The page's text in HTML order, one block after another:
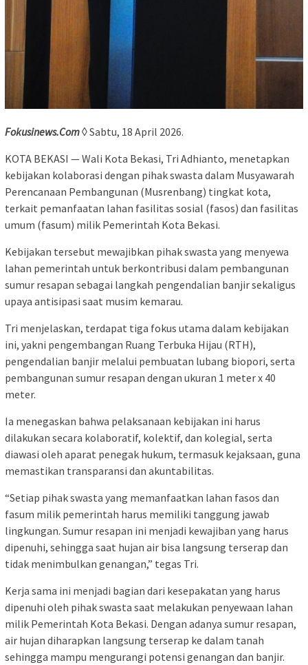
Fokusinews.Com◊ Sabtu, 18 April 2026.
KOTA BEKASI — Wali Kota Bekasi, Tri Adhianto, menetapkan
kebijakan kolaborasi dengan pihak swasta dalam Musyawarah
Perencanaan Pembangunan (Musrenbang) tingkat kota,
terkait pemanfaatan lahan fasilitas sosial (fasos) dan fasilitas
umum (fasum) milik Pemerintah Kota Bekasi.
Kebijakan tersebut mewajibkan pihak swasta yang menyewa
lahan pemerintah untuk berkontribusi dalam pembangunan
sumur resapan sebagai langkah pengendalian banjir sekaligus
upaya antisipasi saat musim kemarau.
Tri menjelaskan, terdapat tiga fokus utama dalam kebijakan
ini, yakni pengembangan Ruang Terbuka Hijau (RTH),
pengendalian banjir melalui pembuatan lubang biopori, serta
pembangunan sumur resapan dengan ukuran 1 meter x 40
meter.
Ia menegaskan bahwa pelaksanaan kebijakan ini harus
dilakukan secara kolaboratif, kolektif, dan kolegial, serta
diawasi oleh aparat penegak hukum, termasuk kejaksaan, guna
memastikan transparansi dan akuntabilitas.
“Setiap pihak swasta yang memanfaatkan lahan fasos dan
fasum milik pemerintah harus memiliki tanggung jawab
lingkungan. Sumur resapan ini menjadi kewajiban yang harus
dipenuhi, sehingga saat hujan air bisa langsung terserap dan
tidak menimbulkan genangan,” tegas Tri.
Kerja sama ini menjadi bagian dari kesepakatan yang harus
dipenuhi oleh pihak swasta saat melakukan penyewaan lahan
milik Pemerintah Kota Bekasi. Dengan adanya sumur resapan,
air hujan diharapkan langsung terserap ke dalam tanah
sehingga mampu mengurangi potensi genangan dan banjir.